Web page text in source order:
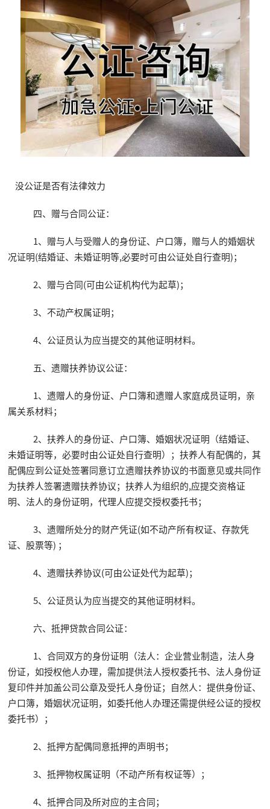
没公证是否有法律效力
四、赠与合同公证：
1、赠与人与受赠人的身份证、户口簿，赠与人的婚姻状
况证明(结婚证、未婚证明等,必要时可由公证处自行查明)；
2、赠与合同(可由公证机构代为起草)；
3、不动产权属证明；
4、公证员认为应当提交的其他证明材料。
五、遗赠扶养协议公证：
1、遗赠人的身份证、户口簿和遗赠人家庭成员证明，亲
属关系材料；
2、扶养人的身份证、户口簿、婚姻状况证明（结婚证、
未婚证明等，必要时由公证处自行查明）；扶养人有配偶的，其
配偶应到公证处签署同意订立遗赠扶养协议的书面意见或共同作
为扶养人签署遗赠扶养协议；扶养人为组织的,应提交资格证
明、法人的身份证明，代理人应提交授权委托书；
3、遗赠所处分的财产凭证(如不动产所有权证、存款凭
证、股票等) ；
4、遗赠扶养协议(可由公证处代为起草)；
5、公证员认为应当提交的其他证明材料。
六、抵押贷款合同公证：
1、合同双方的身份证明（法人：企业营业制造，法人身
份证，如授权他人办理，需加提供法人授权委托书、法人身份证
复印件并加盖公司公章及受托人身份证；自然人：提供身份证、
户口簿，婚姻状况证明，如委托他人办理还需提供经公证的授权
委托书）；
2、抵押方配偶同意抵押的声明书；
3、抵押物权属证明（不动产所有权证等）；
4、抵押合同及所对应的主合同；